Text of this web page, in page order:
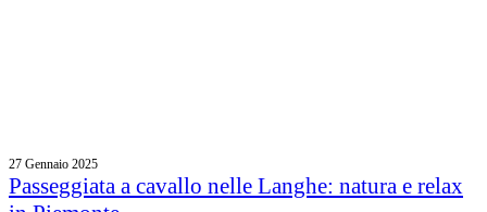
27 Gennaio 2025
Passeggiata a cavallo nelle Langhe: natura e relax